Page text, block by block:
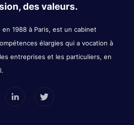
des valeurs.
1988 à Paris, est un cabinet
élargies qui a vocation à
entreprises et les particuliers, en